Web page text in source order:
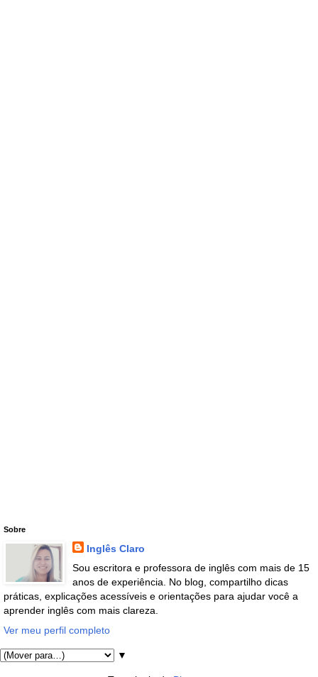
Sobre
Inglês Claro
Sou escritora e professora de inglês com mais de 15
anos de experiência. No blog, compartilho dicas
práticas, explicações acessíveis e orientações para ajudar você a
aprender inglês com mais clareza.
Ver meu perfil completo
▼